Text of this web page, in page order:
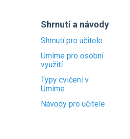
Shrnutí a návody
Shrnutí pro učitele
Umíme pro osobní
využití
Typy cvičení v
Umíme
Návody pro učitele